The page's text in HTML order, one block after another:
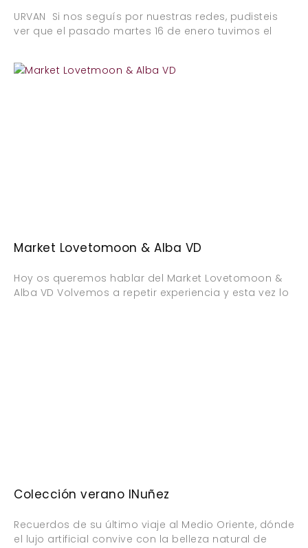
URVAN Si nos seguís por nuestras redes, pudisteis
ver que el pasado martes 16 de enero tuvimos el
Market Lovetomoon & Alba VD
Hoy os queremos hablar del Market Lovetomoon &
Alba VD Volvemos a repetir experiencia y esta vez lo
Colección verano INuñez
Recuerdos de su último viaje al Medio Oriente, dónde
el lujo artificial convive con la belleza natural de